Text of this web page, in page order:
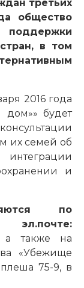
третьих
общество
поддержки
в том
2016 года
будет
их семей об
и
по
эл.почте:
а также на
«Убежище
75-9, в